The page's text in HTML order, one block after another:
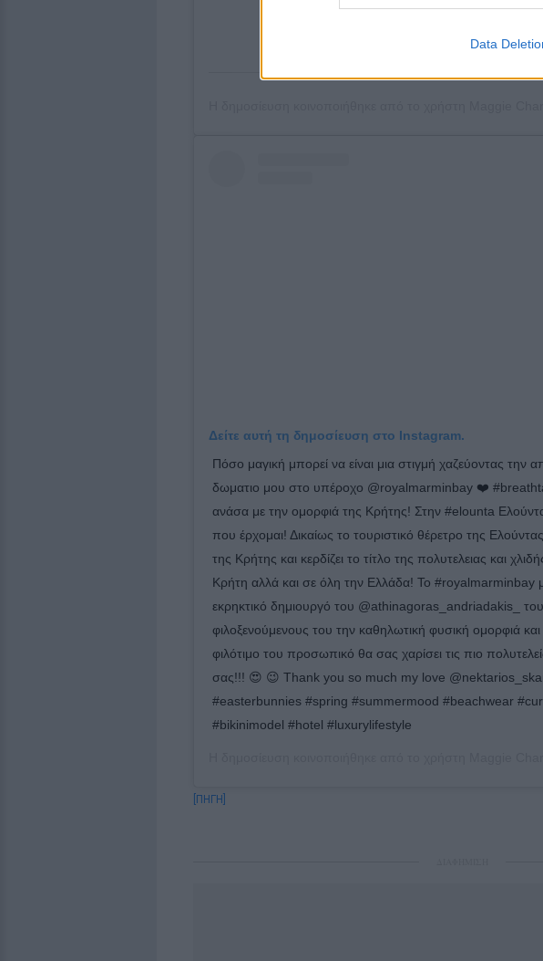
Data
Δείτε αυτή τη δημοσίευση στο Instagram.
Πόσο μαγική μπορεί να είναι μια στιγμή χαζεύοντας την
δωματιο μου στο υπέροχο @royalmarminbay ❤️
ανάσα με την ομορφιά της Κρήτης! Στην #elounta
που έρχομαι! Δικαίως το τουριστικό θέρετρο της Ελούντας
της Κρήτης και κερδίζει το τίτλο της πολυτελειας και
Κρήτη αλλά και σε όλη την Ελλάδα! Το #royalmarminbay
εκρηκτικό δημιουργό του @athinagoras_andriadakis_
φιλοξενούμενους του την καθηλωτική φυσική ομορφιά
φιλότιμο του προσωπικό θα σας χαρίσει τις πιο
σας!!! 😍 😉 Thank you so much my love
#easterbunnies #spring #summermood #beachwear
#bikinimodel #hotel #luxurylifestyle
[ΠΗΓΗ]